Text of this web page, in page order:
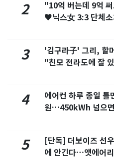
2
"10억 버는데 9억
♥닉스女 3:3 단체소
3
'김구라子' 그리, 할
"친모 전라도에 잘
4
에어컨 하루 종일 틀
원…450kWh 넘으
5
[단독] 더보이즈 선
에 안긴다…앳에어